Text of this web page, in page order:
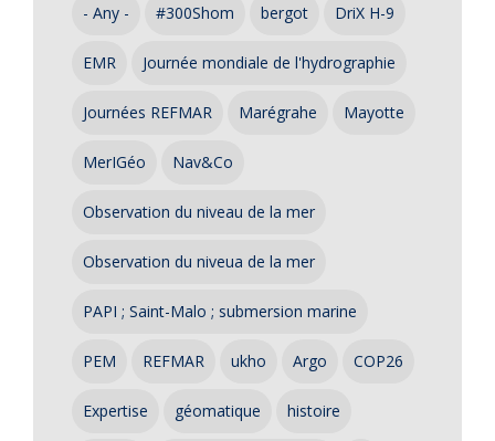
- Any - #300Shom bergot DriX H-9
EMR Journée mondiale de l'hydrographie
Journées REFMAR Marégrahe Mayotte
MerIGéo Nav&Co
Observation du niveau de la mer
Observation du niveua de la mer
PAPI ; Saint-Malo ; submersion marine
PEM REFMAR ukho Argo COP26
Expertise géomatique histoire